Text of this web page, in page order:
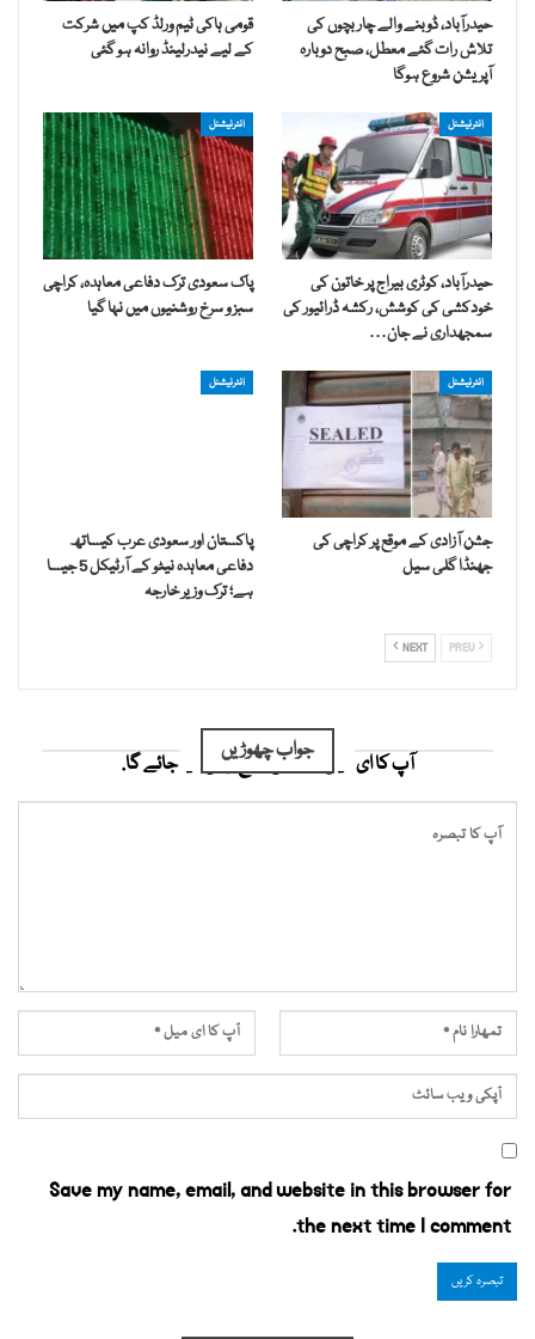
حیدرآباد، ڈوبنے والے چار بچوں کی
تلاش رات گئے معطل، صبح دوبارہ
آپریشن شروع ہوگا
قومی ہاکی ٹیم ورلڈ کپ میں شرکت
کے لیے نیدرلینڈ روانہ ہو گئی
انٹرنیشنل
حیدرآباد، کوٹری بیراج پر خاتون کی
خودکشی کی کوشش، رکشہ ڈرائیور کی
سمجھداری نے جان…
انٹرنیشنل
پاک سعودی ترک دفاعی معاہدہ، کراچی
سبز و سرخ روشنیوں میں نہا گیا
انٹرنیشنل
جشن آزادی کے موقع پر کراچی کی
جھنڈا گلی سیل
انٹرنیشنل
پاکستان اور سعودی عرب کیساتھ
دفاعی معاہدہ نیٹو کے آرٹیکل 5 جیسا
ہے؛ ترک وزیر خارجہ
NEXT
جواب چھوڑیں
آپ کا ای میل ایڈریس شائع نہیں کیا جائے گا.
Save my name, email, and website in this browser for
the next time I comment.